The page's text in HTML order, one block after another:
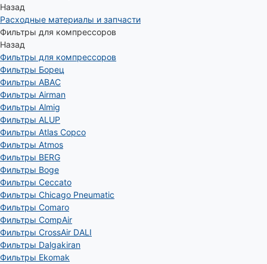
Назад
Расходные материалы и запчасти
Фильтры для компрессоров
Назад
Фильтры для компрессоров
Фильтры Борец
Фильтры ABAC
Фильтры Airman
Фильтры Almig
Фильтры ALUP
Фильтры Atlas Copco
Фильтры Atmos
Фильтры BERG
Фильтры Boge
Фильтры Ceccato
Фильтры Chicago Pneumatic
Фильтры Comaro
Фильтры CompAir
Фильтры CrossAir DALI
Фильтры Dalgakiran
Фильтры Ekomak